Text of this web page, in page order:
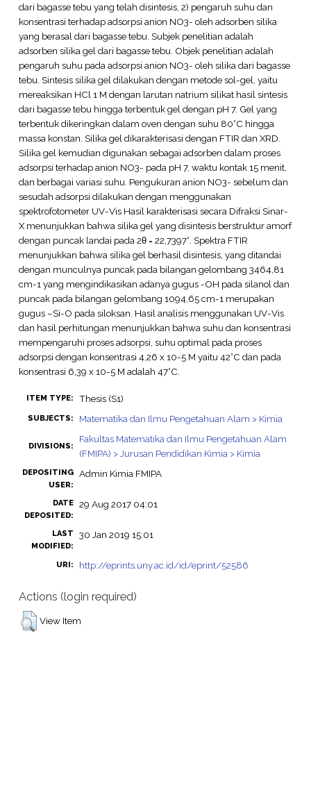
dari bagasse tebu yang telah disintesis, 2) pengaruh suhu dan
konsentrasi terhadap adsorpsi anion NO3- oleh adsorben silika
yang berasal dari bagasse tebu. Subjek penelitian adalah
adsorben silika gel dari bagasse tebu. Objek penelitian adalah
pengaruh suhu pada adsorpsi anion NO3- oleh silika dari bagasse
tebu. Sintesis silika gel dilakukan dengan metode sol-gel, yaitu
mereaksikan HCl 1 M dengan larutan natrium silikat hasil sintesis
dari bagasse tebu hingga terbentuk gel dengan pH 7. Gel yang
terbentuk dikeringkan dalam oven dengan suhu 80°C hingga
massa konstan. Silika gel dikarakterisasi dengan FTIR dan XRD.
Silika gel kemudian digunakan sebagai adsorben dalam proses
adsorpsi terhadap anion NO3- pada pH 7, waktu kontak 15 menit,
dan berbagai variasi suhu. Pengukuran anion NO3- sebelum dan
sesudah adsorpsi dilakukan dengan menggunakan
spektrofotometer UV-Vis Hasil karakterisasi secara Difraksi Sinar-
X menunjukkan bahwa silika gel yang disintesis berstruktur amorf
dengan puncak landai pada 2θ = 22,7397°. Spektra FTIR
menunjukkan bahwa silika gel berhasil disintesis, yang ditandai
dengan munculnya puncak pada bilangan gelombang 3464,81
cm-1 yang mengindikasikan adanya gugus -OH pada silanol dan
puncak pada bilangan gelombang 1094,65 cm-1 merupakan
gugus –Si-O pada siloksan. Hasil analisis menggunakan UV-Vis
dan hasil perhitungan menunjukkan bahwa suhu dan konsentrasi
mempengaruhi proses adsorpsi, suhu optimal pada proses
adsorpsi dengan konsentrasi 4,26 x 10-5 M yaitu 42°C dan pada
konsentrasi 6,39 x 10-5 M adalah 47°C.
ITEM TYPE: Thesis (S1)
SUBJECTS: Matematika dan Ilmu Pengetahuan Alam > Kimia
DIVISIONS:
Fakultas Matematika dan Ilmu Pengetahuan Alam
(FMIPA) > Jurusan Pendidikan Kimia > Kimia
DEPOSITING
USER:
Admin Kimia FMIPA
DATE
DEPOSITED:
29 Aug 2017 04:01
LAST
MODIFIED:
30 Jan 2019 15:01
URI: http://eprints.uny.ac.id/id/eprint/52586
Actions (login required)
View Item